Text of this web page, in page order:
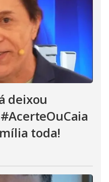
deixou
toda!